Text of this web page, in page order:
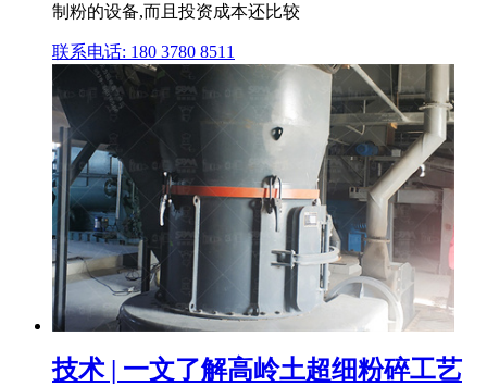
制粉的设备,而且投资成本还比较
联系电话: 180 3780 8511
技术 | 一文了解高岭土超细粉碎工艺